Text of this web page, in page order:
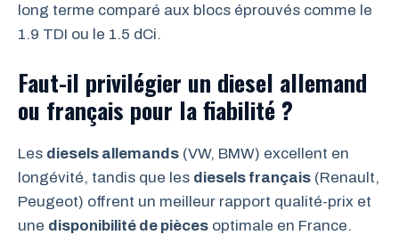
long terme comparé aux blocs éprouvés comme le
1.9 TDI ou le 1.5 dCi.
Faut-il privilégier un diesel allemand
ou français pour la fiabilité ?
Les diesels allemands (VW, BMW) excellent en
longévité, tandis que les diesels français (Renault,
Peugeot) offrent un meilleur rapport qualité-prix et
une disponibilité de pièces optimale en France.